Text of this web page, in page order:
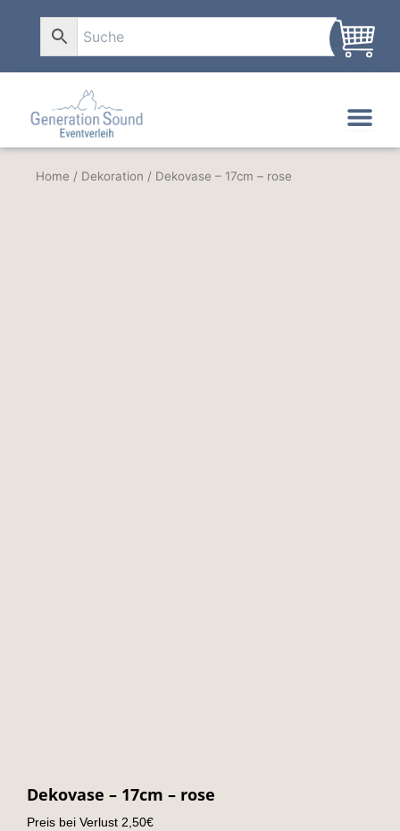
springen
Home / Dekoration / Dekovase – 17cm – rose
Dekovase – 17cm – rose
Preis bei Verlust 2,50€